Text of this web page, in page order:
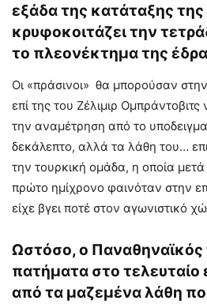
εξάδα της κατάταξης
κρυφοκοιτάζει την
το πλεονέκτημα της
Οι «πράσινοι» θα μπορούσαν
επί της του Ζέλιμιρ
την αναμέτρηση από το
δεκάλεπτο, αλλά τα λάθη του…
την τουρκική ομάδα, η οποία
πρώτο ημίχρονο φαινόταν στην
είχε βγει ποτέ στον αγωνιστικό
Ωστόσο, ο
πατήματα στο
από τα μαζεμένα λάθη